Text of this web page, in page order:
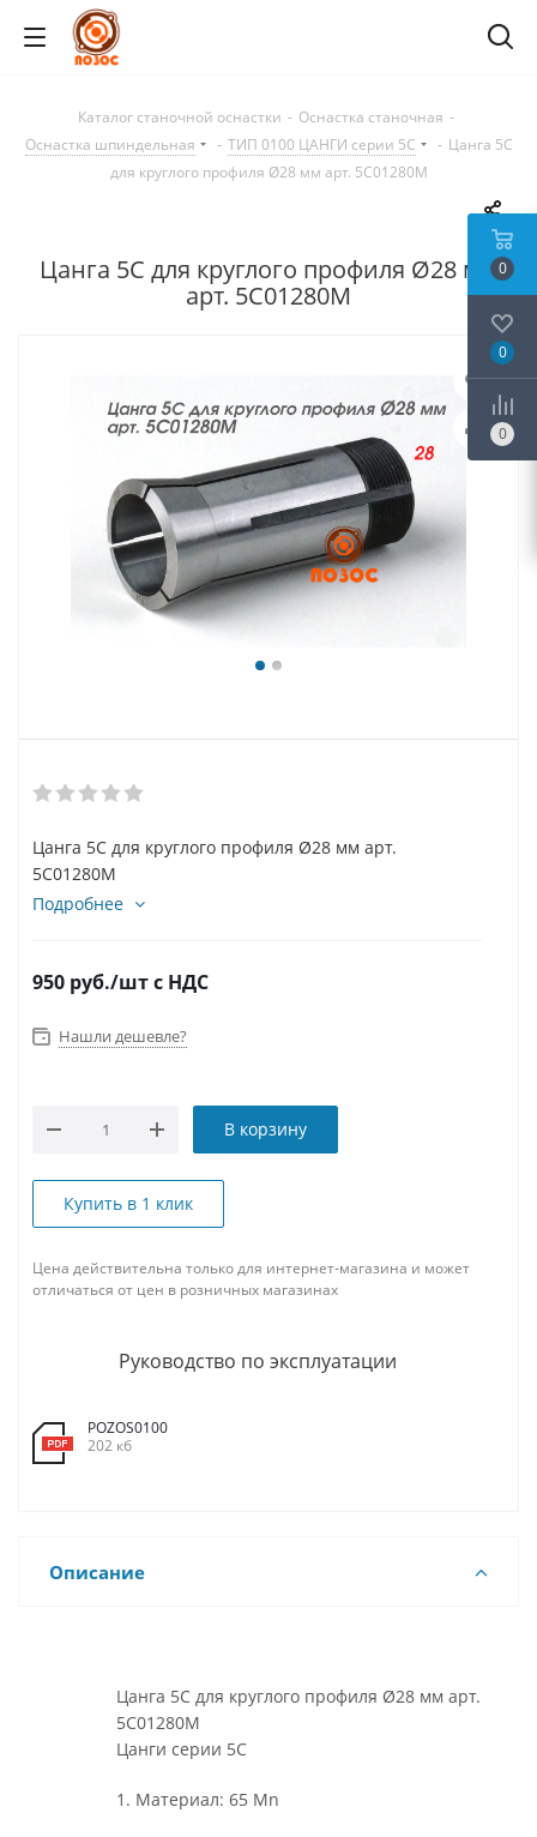
Каталог станочной оснастки - Оснастка станочная -
Оснастка шпиндельная
- ТИП 0100 ЦАНГИ серии 5C - Цанга 5С
для круглого профиля Ø28 мм арт. 5C01280M
Цанга 5С для круглого профиля Ø28 мм
арт. 5C01280M
Цанга 5С для круглого профиля Ø28 мм арт.
5C01280M
Подробнее
950 руб./штс НДС
Нашли дешевле?
В корзину
Купить в 1 клик
Цена действительна только для интернет-магазина и может
отличаться от цен в розничных магазинах
Руководство по эксплуатации
POZOS0100
202 кб
Описание
Цанга 5С для круглого профиля Ø28 мм арт.
5C01280M
Цанги серии 5С
1. Материал: 65 Mn
0
0
0